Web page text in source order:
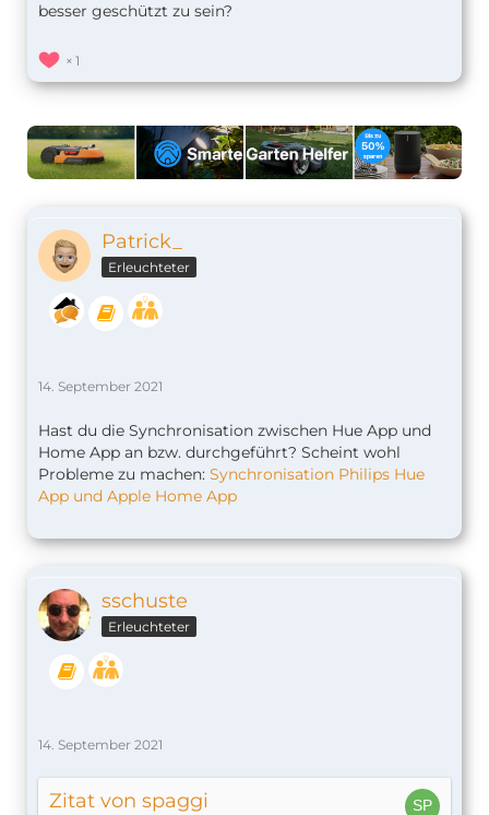
besser geschützt zu sein?
1
Patrick_
Erleuchteter
14. September 2021
Hast du die Synchronisation zwischen Hue App und
Home App an bzw. durchgeführt? Scheint wohl
Probleme zu machen: Synchronisation Philips Hue
App und Apple Home App
sschuste
Erleuchteter
14. September 2021
Zitat von spaggi